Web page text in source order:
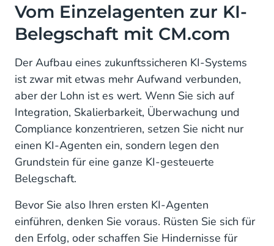
Vom Einzelagenten zur KI-
Belegschaft mit CM.com
Der Aufbau eines zukunftssicheren KI-Systems
ist zwar mit etwas mehr Aufwand verbunden,
aber der Lohn ist es wert. Wenn Sie sich auf
Integration, Skalierbarkeit, Überwachung und
Compliance konzentrieren, setzen Sie nicht nur
einen KI-Agenten ein, sondern legen den
Grundstein für eine ganze KI-gesteuerte
Belegschaft.
Bevor Sie also Ihren ersten KI-Agenten
einführen, denken Sie voraus. Rüsten Sie sich für
den Erfolg, oder schaffen Sie Hindernisse für